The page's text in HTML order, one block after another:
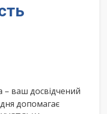
– ваш досвідчений
допомагає